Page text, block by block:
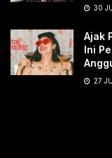
30
Ajak
Ini
27